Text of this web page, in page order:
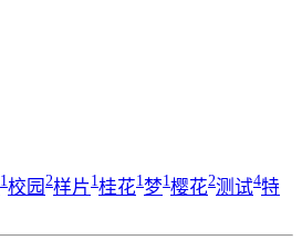
1校园 2样片1桂花1梦1樱花2测试4特